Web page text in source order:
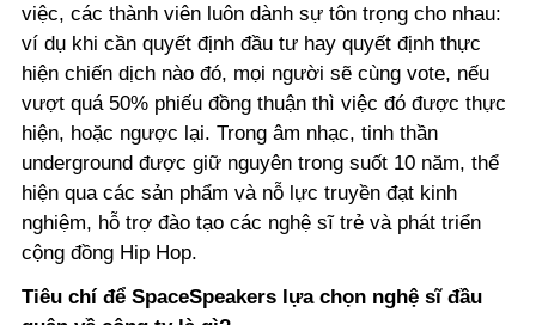
việc, các thành viên luôn dành sự tôn trọng cho nhau:
ví dụ khi cần quyết định đầu tư hay quyết định thực
hiện chiến dịch nào đó, mọi người sẽ cùng vote, nếu
vượt quá 50% phiếu đồng thuận thì việc đó được thực
hiện, hoặc ngược lại. Trong âm nhạc, tinh thần
underground được giữ nguyên trong suốt 10 năm, thể
hiện qua các sản phẩm và nỗ lực truyền đạt kinh
nghiệm, hỗ trợ đào tạo các nghệ sĩ trẻ và phát triển
cộng đồng Hip Hop.
Tiêu chí để SpaceSpeakers lựa chọn nghệ sĩ đầu